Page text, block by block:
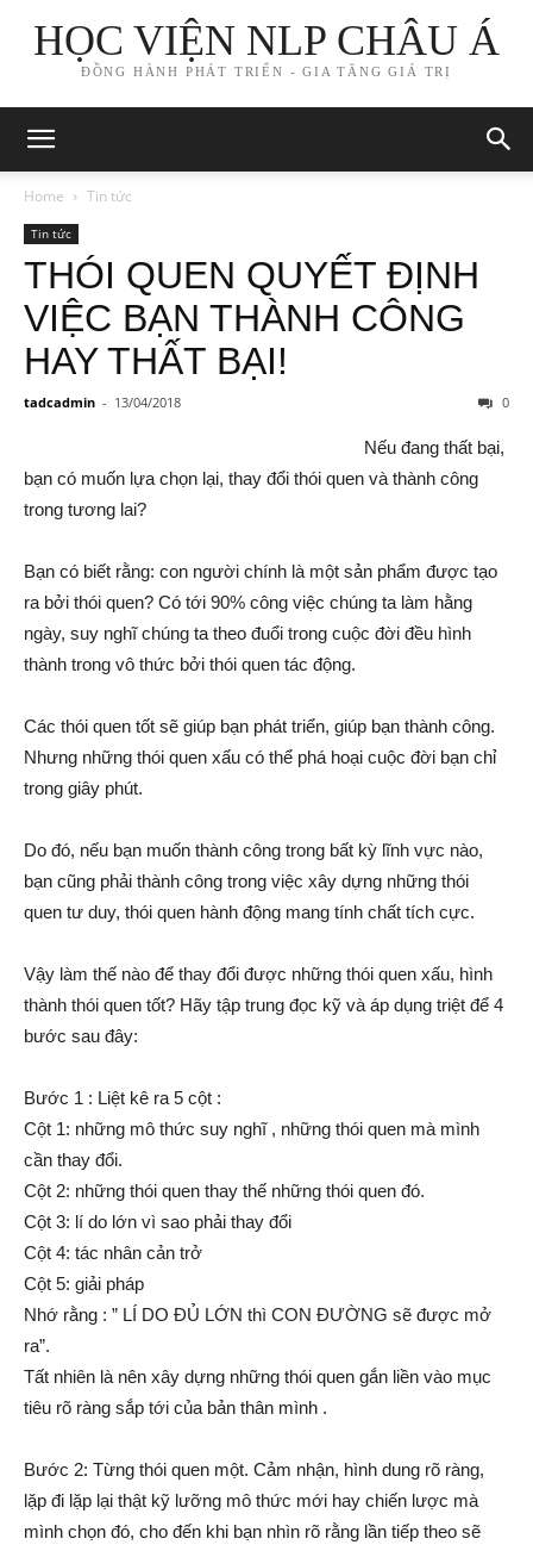
HỌC VIỆN NLP CHÂU Á
ĐỒNG HÀNH PHÁT TRIỂN - GIA TĂNG GIÁ TRỊ
Home Tin tức
Tin tức
THÓI QUEN QUYẾT ĐỊNH
VIỆC BẠN THÀNH CÔNG
HAY THẤT BẠI!
tadcadmin - 13/04/2018 0
Nếu đang thất bại,
bạn có muốn lựa chọn lại, thay đổi thói quen và thành công
trong tương lai?
Bạn có biết rằng: con người chính là một sản phẩm được tạo
ra bởi thói quen? Có tới 90% công việc chúng ta làm hằng
ngày, suy nghĩ chúng ta theo đuổi trong cuộc đời đều hình
thành trong vô thức bởi thói quen tác động.
Các thói quen tốt sẽ giúp bạn phát triển, giúp bạn thành công.
Nhưng những thói quen xấu có thể phá hoại cuộc đời bạn chỉ
trong giây phút.
Do đó, nếu bạn muốn thành công trong bất kỳ lĩnh vực nào,
bạn cũng phải thành công trong việc xây dựng những thói
quen tư duy, thói quen hành động mang tính chất tích cực.
Vậy làm thế nào để thay đổi được những thói quen xấu, hình
thành thói quen tốt? Hãy tập trung đọc kỹ và áp dụng triệt để 4
bước sau đây:
Bước 1 : Liệt kê ra 5 cột :
Cột 1: những mô thức suy nghĩ , những thói quen mà mình
cần thay đổi.
Cột 2: những thói quen thay thế những thói quen đó.
Cột 3: lí do lớn vì sao phải thay đổi
Cột 4: tác nhân cản trở
Cột 5: giải pháp
Nhớ rằng : ” LÍ DO ĐỦ LỚN thì CON ĐƯỜNG sẽ được mở
ra”.
Tất nhiên là nên xây dựng những thói quen gắn liền vào mục
tiêu rõ ràng sắp tới của bản thân mình .
Bước 2: Từng thói quen một. Cảm nhận, hình dung rõ ràng,
lặp đi lặp lại thật kỹ lưỡng mô thức mới hay chiến lược mà
mình chọn đó, cho đến khi bạn nhìn rõ rằng lần tiếp theo sẽ